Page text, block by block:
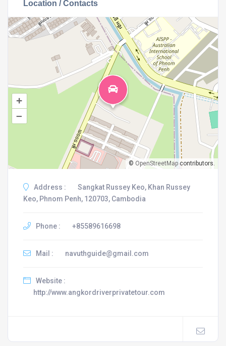
Location / Contacts
+
–
© OpenStreetMap contributors.
Address :
Sangkat Russey Keo, Khan Russey
Keo, Phnom Penh, 120703, Cambodia
Phone : +85589616698
Mail : navuthguide@gmail.com
Website :
http://www.angkordriverprivatetour.com